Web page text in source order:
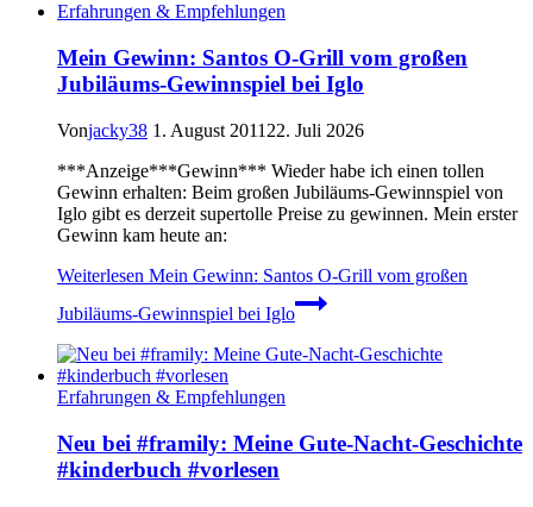
Erfahrungen & Empfehlungen
Mein Gewinn: Santos O-Grill vom großen
Jubiläums-Gewinnspiel bei Iglo
Vonjacky38 1. August 2011 22. Juli 2026
***Anzeige***Gewinn*** Wieder habe ich einen tollen
Gewinn erhalten: Beim großen Jubiläums-Gewinnspiel von
Iglo gibt es derzeit supertolle Preise zu gewinnen. Mein erster
Gewinn kam heute an:
Weiterlesen Mein Gewinn: Santos O-Grill vom großen
Jubiläums-Gewinnspiel bei Iglo
Erfahrungen & Empfehlungen
Neu bei #framily: Meine Gute-Nacht-Geschichte
#kinderbuch #vorlesen